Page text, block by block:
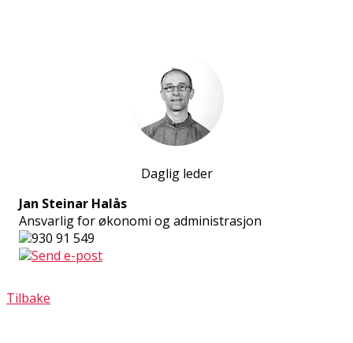
Daglig leder
Jan Steinar Halås
Ansvarlig for økonomi og administrasjon
930 91 549
Send e-post
Tilbake